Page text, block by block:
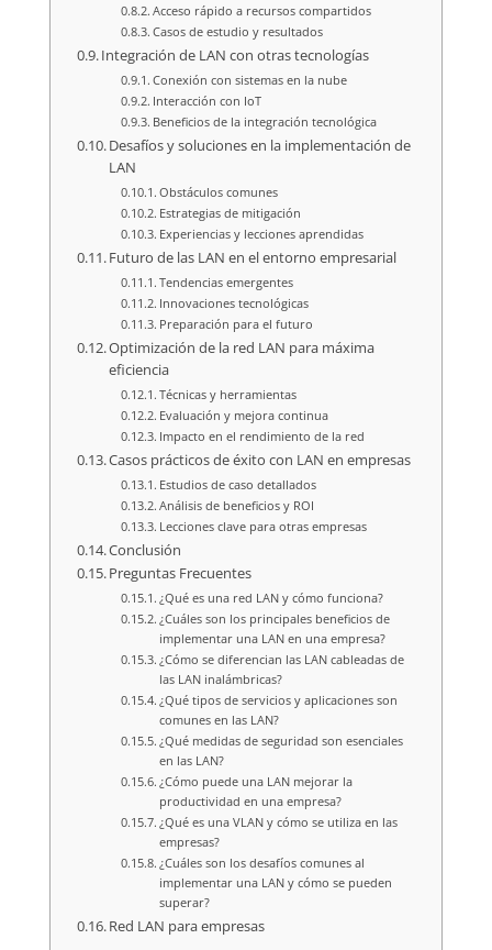
Acceso rápido a recursos compartidos
Casos de estudio y resultados
Integración de LAN con otras tecnologías
Conexión con sistemas en la nube
Interacción con IoT
Beneficios de la integración tecnológica
Desafíos y soluciones en la implementación de
LAN
Obstáculos comunes
Estrategias de mitigación
Experiencias y lecciones aprendidas
Futuro de las LAN en el entorno empresarial
Tendencias emergentes
Innovaciones tecnológicas
Preparación para el futuro
Optimización de la red LAN para máxima
eficiencia
Técnicas y herramientas
Evaluación y mejora continua
Impacto en el rendimiento de la red
Casos prácticos de éxito con LAN en empresas
Estudios de caso detallados
Análisis de beneficios y ROI
Lecciones clave para otras empresas
Conclusión
Preguntas Frecuentes
¿Qué es una red LAN y cómo funciona?
¿Cuáles son los principales beneficios de
implementar una LAN en una empresa?
¿Cómo se diferencian las LAN cableadas de
las LAN inalámbricas?
¿Qué tipos de servicios y aplicaciones son
comunes en las LAN?
¿Qué medidas de seguridad son esenciales
en las LAN?
¿Cómo puede una LAN mejorar la
productividad en una empresa?
¿Qué es una VLAN y cómo se utiliza en las
empresas?
¿Cuáles son los desafíos comunes al
implementar una LAN y cómo se pueden
superar?
Red LAN para empresas